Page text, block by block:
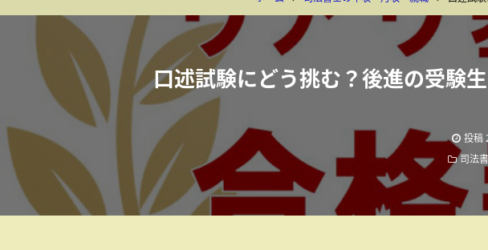
口述試験にどう挑む？後進の受験
投稿
司法